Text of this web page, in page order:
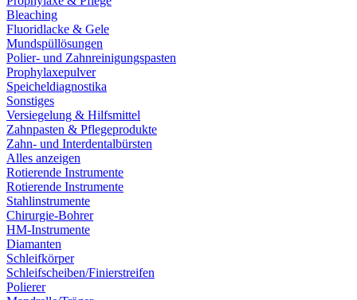
Bleaching
Fluoridlacke & Gele
Mundspüllösungen
Polier- und Zahnreinigungspasten
Prophylaxepulver
Speicheldiagnostika
Sonstiges
Versiegelung & Hilfsmittel
Zahnpasten & Pflegeprodukte
Zahn- und Interdentalbürsten
Alles anzeigen
Rotierende Instrumente
Rotierende Instrumente
Stahlinstrumente
Chirurgie-Bohrer
HM-Instrumente
Diamanten
Schleifkörper
Schleifscheiben/Finierstreifen
Polierer